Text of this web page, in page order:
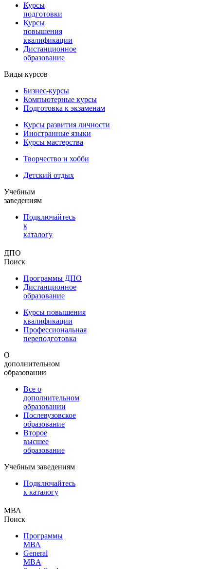
Курсы
подготовки
Курсы
повышения
квалификации
Дистанционное
образование
Виды курсов
Бизнес-курсы
Компьютерные курсы
Подготовка к экзаменам
Курсы развития личности
Иностранные языки
Курсы мастерства
Творчество и хобби
Детский отдых
Учебным
заведениям
Подключайтесь
к
каталогу
ДПО
Поиск
Программы ДПО
Дистанционное
образование
Курсы повышения
квалификации
Профессиональная
переподготовка
О
дополнительном
образовании
Все о
дополнительном
образовании
Послевузовское
образование
Второе
высшее
образование
Учебным заведениям
Подключайтесь
к каталогу
МВА
Поиск
Программы
МВА
General
MBA